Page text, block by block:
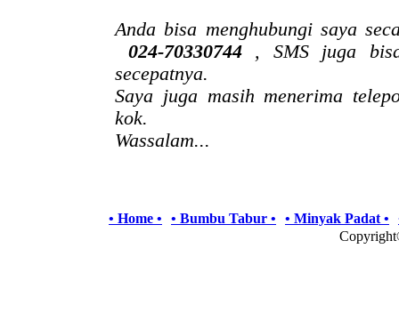
Anda bisa menghubungi saya
024-70330744 , SMS juga
secepatnya.
Saya juga masih menerima
kok.
Wassalam...
• Home • • Bumbu Tabur • • Minyak Padat •